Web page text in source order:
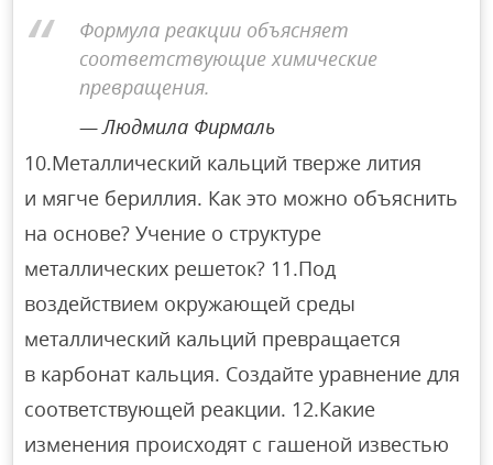
Формула реакции объясняет
соответствующие химические
превращения.
Людмила Фирмаль
10.Металлический кальций тверже лития
и мягче бериллия. Как это можно объяснить
на основе? Учение о структуре
металлических решеток? 11.Под
воздействием окружающей среды
металлический кальций превращается
в карбонат кальция. Создайте уравнение для
соответствующей реакции. 12.Какие
изменения происходят с гашеной известью